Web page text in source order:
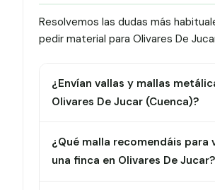
Resolvemos las dudas más
pedir material para Olivares De
¿Envían vallas y mallas
Olivares De Jucar (Cuenca)?
¿Qué malla recomendáis para
una finca en Olivares De Jucar?